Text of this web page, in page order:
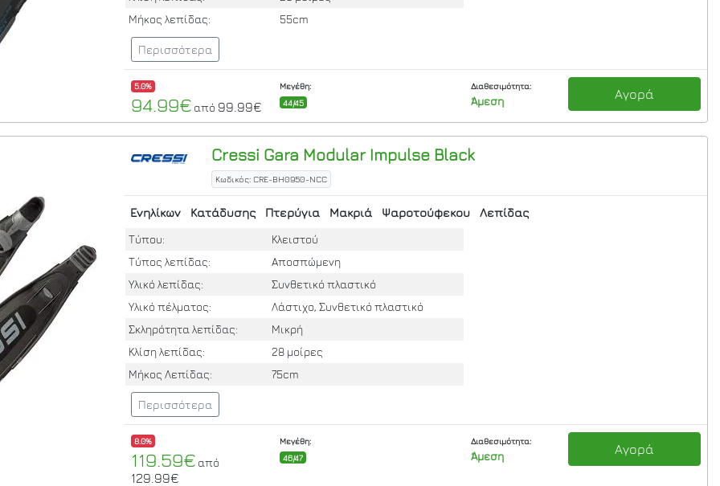
Μήκος λεπίδας:
55cm
Περισσότερα
5.0%
94.99€ από 99.99€
Μεγέθη:
44/45
Διαθεσιμότητα:
Άμεση Αγορά
Cressi Gara Modular Impulse Black
Κωδικός: CRE-BH0950-NCC
Ενηλίκων Κατάδυσης Πτερύγια Μακριά Ψαροτούφεκου Λεπίδας
Τύπου:
Κλειστού
Τύπος λεπίδας:
Αποσπώμενη
Υλικό λεπίδας:
Συνθετικό πλαστικό
Υλικό πέλματος:
Λάστιχο, Συνθετικό πλαστικό
Σκληρότητα λεπίδας:
Μικρή
Κλίση λεπίδας:
28 μοίρες
Μήκος Λεπίδας:
75cm
Περισσότερα
8.0%
119.59€ από
129.99€
Μεγέθη:
46/47
Διαθεσιμότητα:
Άμεση Αγορά